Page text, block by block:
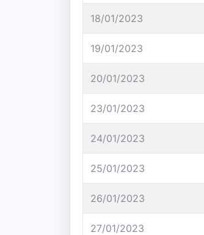
18/01/2023
19/01/2023
20/01/2023
23/01/2023
24/01/2023
25/01/2023
26/01/2023
27/01/2023